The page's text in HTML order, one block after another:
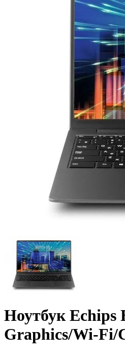
Ноутбук Echips
Graphics/­Wi-Fi/­